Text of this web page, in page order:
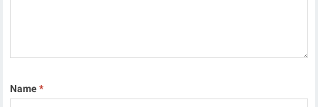
Name*